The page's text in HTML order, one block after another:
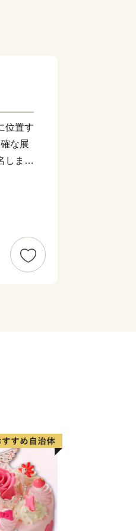
位置す
な展
しまし
結ぶ
た、
を遂